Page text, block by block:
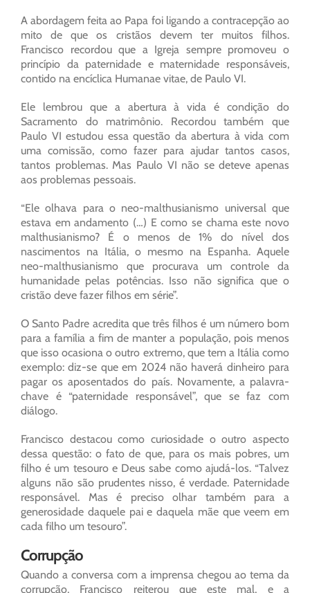
A abordagem feita ao Papa foi ligando a contracepção ao
mito de que os cristãos devem ter muitos filhos.
Francisco recordou que a Igreja sempre promoveu o
princípio da paternidade e maternidade responsáveis,
contido na encíclica Humanae vitae, de Paulo VI.
Ele lembrou que a abertura à vida é condição do
Sacramento do matrimônio. Recordou também que
Paulo VI estudou essa questão da abertura à vida com
uma comissão, como fazer para ajudar tantos casos,
tantos problemas. Mas Paulo VI não se deteve apenas
aos problemas pessoais.
“Ele olhava para o neo-malthusianismo universal que
estava em andamento (…) E como se chama este novo
malthusianismo? É o menos de 1% do nível dos
nascimentos na Itália, o mesmo na Espanha. Aquele
neo-malthusianismo que procurava um controle da
humanidade pelas potências. Isso não significa que o
cristão deve fazer filhos em série”.
O Santo Padre acredita que três filhos é um número bom
para a família a fim de manter a população, pois menos
que isso ocasiona o outro extremo, que tem a Itália como
exemplo: diz-se que em 2024 não haverá dinheiro para
pagar os aposentados do país. Novamente, a palavra-
chave é “paternidade responsável”, que se faz com
diálogo.
Francisco destacou como curiosidade o outro aspecto
dessa questão: o fato de que, para os mais pobres, um
filho é um tesouro e Deus sabe como ajudá-los. “Talvez
alguns não são prudentes nisso, é verdade. Paternidade
responsável. Mas é preciso olhar também para a
generosidade daquele pai e daquela mãe que veem em
cada filho um tesouro”.
Corrupção
Quando a conversa com a imprensa chegou ao tema da
corrupção, Francisco reiterou que este mal, e a